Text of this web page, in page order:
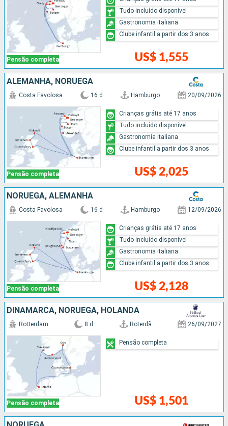
Pensão completa US$ 1,555
Tudo incluído disponível
Gastronomia italiana
Clube infantil a partir dos 3 anos
ALEMANHA, NORUEGA
Pensão completa
Costa Favolosa 16 d Hamburgo 20/09/2026
US$ 2,025
Crianças grátis até 17 anos
Tudo incluído disponível
Gastronomia italiana
Clube infantil a partir dos 3 anos
NORUEGA, ALEMANHA
Pensão completa
Costa Favolosa 16 d Hamburgo 12/09/2026
US$ 2,128
Crianças grátis até 17 anos
Tudo incluído disponível
Gastronomia italiana
Clube infantil a partir dos 3 anos
DINAMARCA, NORUEGA, HOLANDA
Pensão completa
Rotterdam 8 d Roterdã 26/09/2027
US$ 1,501
Pensão completa